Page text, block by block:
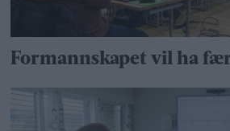
Formannskapet vil ha